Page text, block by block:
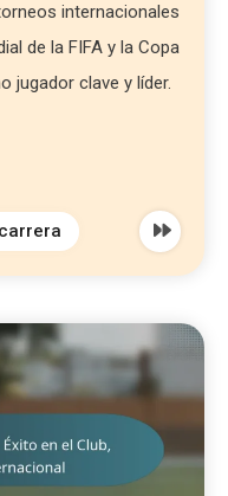
internacionales
de la FIFA y la Copa
jugador clave y líder.